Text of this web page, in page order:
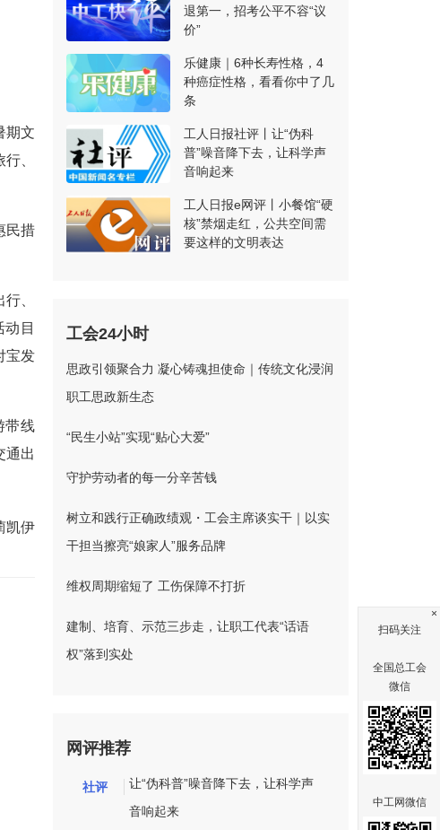
期文
、
民措
、
目
宝发
带线
通出
凯伊
退第一，招考公平不容“议
价”
乐健康｜6种长寿性格，4
种癌症性格，看看你中了几
条
工人日报社评丨让“伪科
普”噪音降下去，让科学声
音响起来
工人日报e网评丨小餐馆“硬
核”禁烟走红，公共空间需
要这样的文明表达
工会24小时
思政引领聚合力 凝心铸魂担使命｜传统文化浸润
职工思政新生态
“民生小站”实现“贴心大爱”
守护劳动者的每一分辛苦钱
树立和践行正确政绩观・工会主席谈实干｜以实
干担当擦亮“娘家人”服务品牌
维权周期缩短了 工伤保障不打折
建制、培育、示范三步走，让职工代表“话语
权”落到实处
网评推荐
社评
让“伪科普”噪音降下去，让科学声
音响起来
扫码关注
全国总工会
微信
中工网微信
×